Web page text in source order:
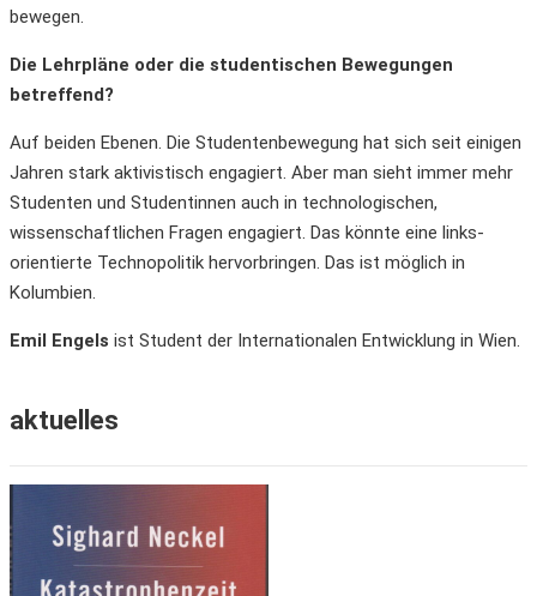
bewegen.
Die Lehrpläne oder die studentischen Bewegungen
betreffend?
Auf beiden Ebenen. Die Studentenbewegung hat sich seit einigen
Jahren stark aktivistisch engagiert. Aber man sieht immer mehr
Studenten und Studentinnen auch in technologischen,
wissenschaftlichen Fragen engagiert. Das könnte eine links-
orientierte Technopolitik hervorbringen. Das ist möglich in
Kolumbien.
Emil Engels ist Student der Internationalen Entwicklung in Wien.
aktuelles